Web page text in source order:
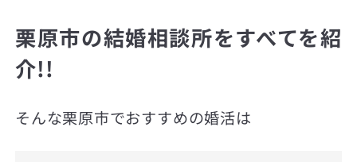
栗原市の結婚相談所をすべてを紹
介!!
そんな栗原市でおすすめの婚活は